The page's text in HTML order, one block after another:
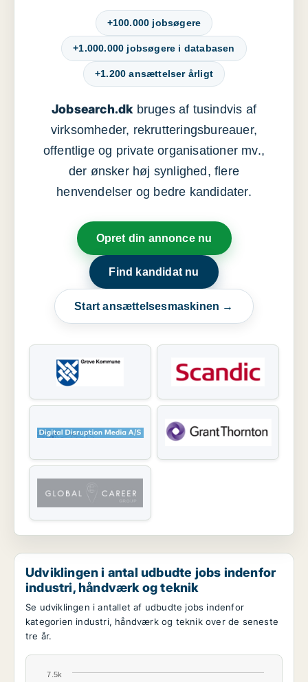
+100.000 jobsøgere
+1.000.000 jobsøgere i databasen
+1.200 ansættelser årligt
Jobsearch.dkbruges af tusindvis af
virksomheder, rekrutteringsbureauer,
offentlige og private organisationer mv.,
der ønsker høj synlighed, flere
henvendelser og bedre kandidater.
Opret din annonce nu
Find kandidat nu
Start ansættelsesmaskinen →
Udviklingen i antal udbudte jobs indenfor
industri, håndværk og teknik
Se udviklingen i antallet af udbudte jobs indenfor
kategorien industri, håndværk og teknik over de seneste
tre år.
7.5k